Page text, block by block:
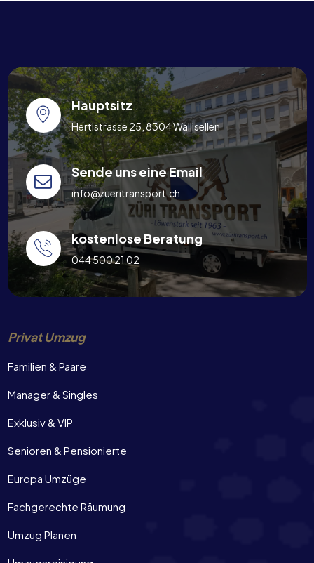
Hauptsitz
Hertistrasse 25, 8304 Wallisellen
Sende uns eine Email
info@zueritransport.ch
kostenlose Beratung
044 500 21 02
Privat Umzug
Familien & Paare
Manager & Singles
Exklusiv & VIP
Senioren & Pensionierte
Europa Umzüge
Fachgerechte Räumung
Umzug Planen